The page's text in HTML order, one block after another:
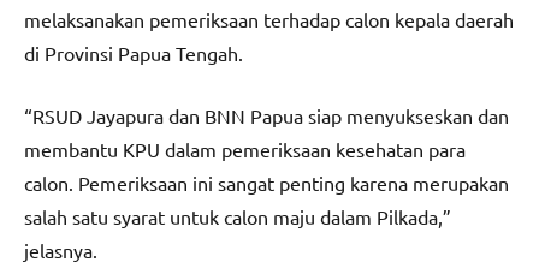
melaksanakan pemeriksaan terhadap calon kepala daerah
di Provinsi Papua Tengah.
“RSUD Jayapura dan BNN Papua siap menyukseskan dan
membantu KPU dalam pemeriksaan kesehatan para
calon. Pemeriksaan ini sangat penting karena merupakan
salah satu syarat untuk calon maju dalam Pilkada,”
jelasnya.